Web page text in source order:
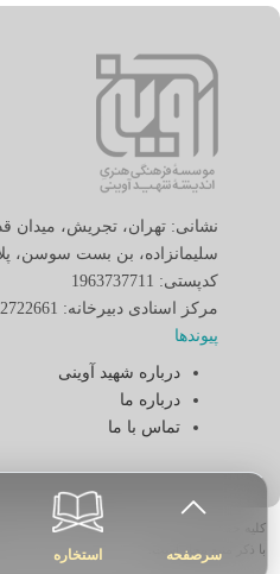
سرصفحه استخاره
نشانی: تهران، تجریش، میدان
سلیمانزاده، بن بست سوسن،
کدپستی: 1963737711
مرکز اسنادی دبیرخانه: 22722661 | فکس: 22727294
پیوندها
درباره شهید آوینی
درباره ما
تماس با ما
کلیه حقوق برای «موسسه فرهنگی هنری اندیشه
با ذکر منبع مجاز است.